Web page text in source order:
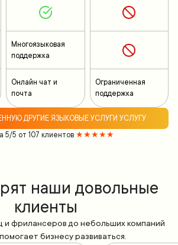
Многоязыковая
поддержка
Онлайн чат и
почта
Ограниченная
поддержка
ДРУГИЕ ЯЗЫКОВЫЕ УСЛУГИ УСЛУГУ
5/5 от 107 клиентов ★★★★★
наши довольные
клиенты
и фрилансеров до небольших компаний
бизнесу развиваться.